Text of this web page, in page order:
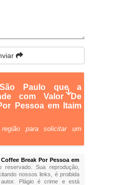
Paulo que a
com Valor De
Pessoa em Itaim
para solicitar um
Coffee Break Por Pessoa em
Sua reprodução,
nossos links, é proibida
Plágio é crime e está